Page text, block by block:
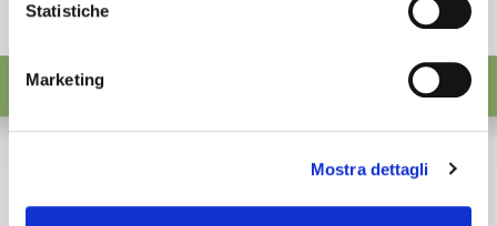
Statistiche
Marketing
Mostra dettagli